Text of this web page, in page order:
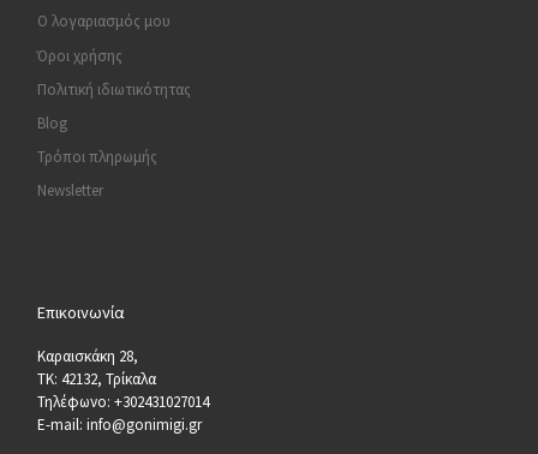
Ο λογαριασμός μου
Όροι χρήσης
Πολιτική ιδιωτικότητας
Blog
Τρόποι πληρωμής
Newsletter
Επικοινωνία
Καραισκάκη 28,
ΤΚ: 42132, Τρίκαλα
Τηλέφωνο: +302431027014
E-mail: info@gonimigi.gr